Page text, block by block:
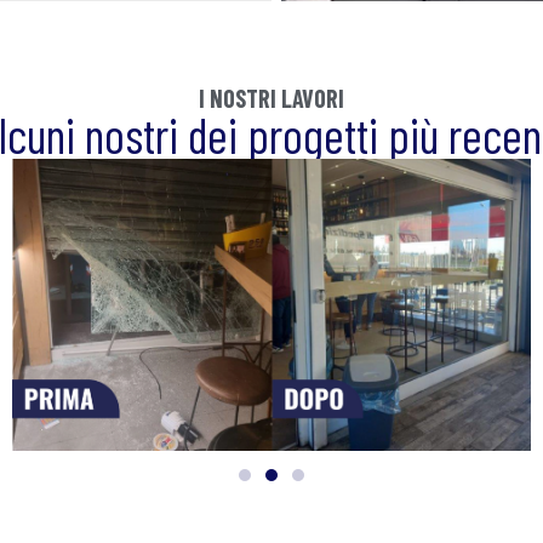
I NOSTRI LAVORI
nostri dei progetti più